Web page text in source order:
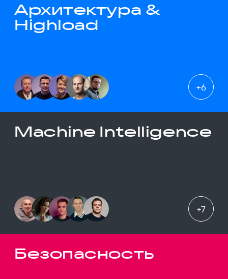
Архитектура &
Highload
+6
Machine Intelligence
+7
Безопасность